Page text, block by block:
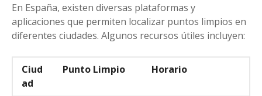
En España, existen diversas plataformas y
aplicaciones que permiten localizar puntos limpios en
diferentes ciudades. Algunos recursos útiles incluyen:
Ciud
ad
Punto Limpio Horario